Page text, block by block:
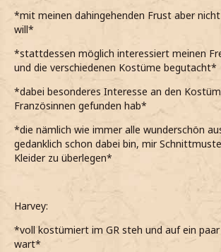
*mit meinen dahingehenden Frust aber
will*
*stattdessen möglich interessiert meinen
und die verschiedenen Kostüme begutacht*
*dabei besonderes Interesse an den
Französinnen gefunden hab*
*die nämlich wie immer alle wunderschön
gedanklich schon dabei bin, mir
Kleider zu überlegen*
Harvey:
*voll kostümiert im GR steh und auf ein
wart*